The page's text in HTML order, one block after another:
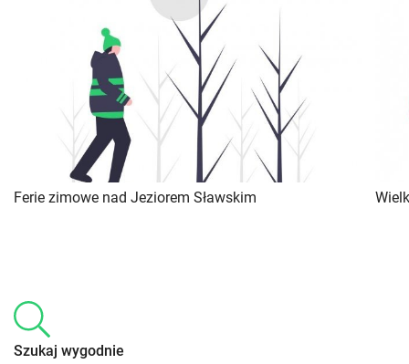
Ferie zimowe nad Jeziorem Sławskim
Szukaj wygodnie